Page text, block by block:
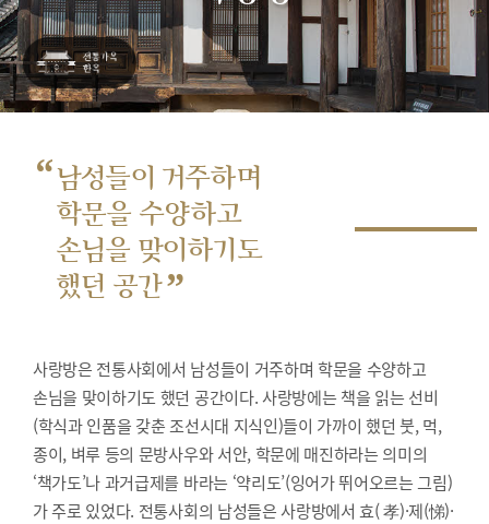
“남성들이 거주하며
학문을 수양하고
손님을 맞이하기도
했던 공간”
사랑방은 전통사회에서 남성들이 거주하며 학문을 수양하고
손님을 맞이하기도 했던 공간이다. 사랑방에는 책을 읽는 선비
(학식과 인품을 갖춘 조선시대 지식인)들이 가까이 했던 붓, 먹,
종이, 벼루 등의 문방사우와 서안, 학문에 매진하라는 의미의
‘책가도’나 과거급제를 바라는 ‘약리도’(잉어가 뛰어오르는 그림)
가 주로 있었다. 전통사회의 남성들은 사랑방에서 효( 孝)·제(悌)·